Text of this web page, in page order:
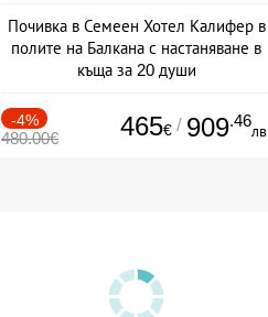
Почивка в Семеен Хотел Калифер в
полите на Балкана с настаняване в
къща за 20 души
-4%
480.00€ 465€ / 909.46
лв.